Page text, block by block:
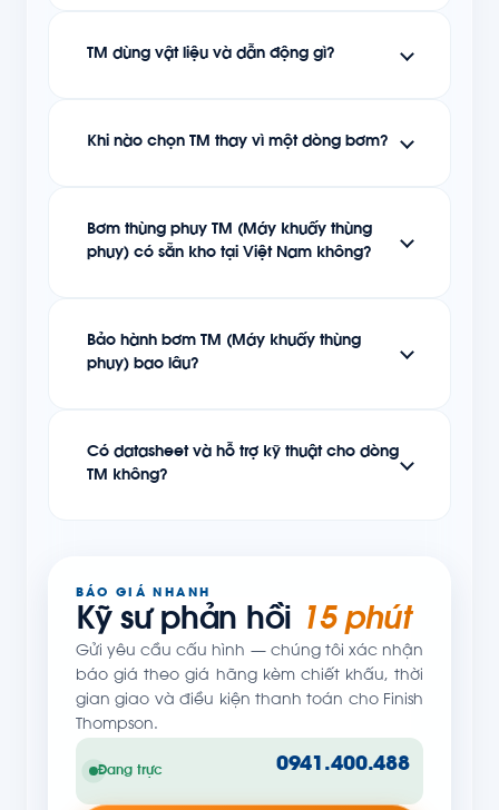
TM dùng vật liệu và dẫn động gì?
Khi nào chọn TM thay vì một dòng bơm?
Bơm thùng phuy TM (Máy khuấy thùng
phuy) có sẵn kho tại Việt Nam không?
Bảo hành bơm TM (Máy khuấy thùng
phuy) bao lâu?
Có datasheet và hỗ trợ kỹ thuật cho dòng
TM không?
BÁO GIÁ NHANH
Kỹ sư phản hồi 15 phút
Gửi yêu cầu cấu hình — chúng tôi xác nhận
báo giá theo giá hãng kèm chiết khấu, thời
gian giao và điều kiện thanh toán cho Finish
Thompson.
Đang trực 0941.400.488